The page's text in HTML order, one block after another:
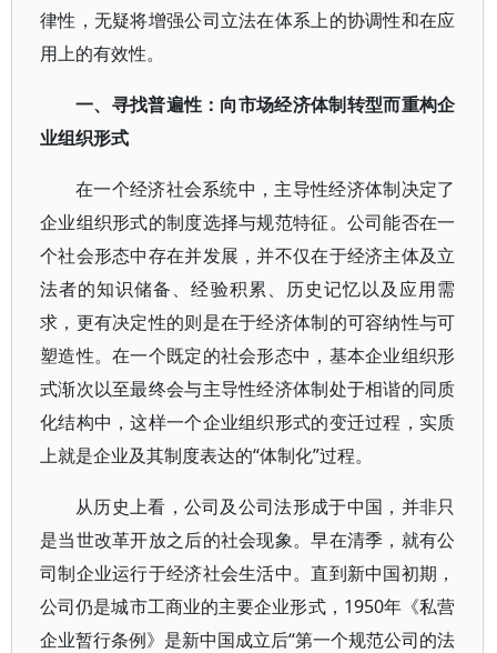
律性，无疑将增强公司立法在体系上的协调性和在应
用上的有效性。
一、寻找普遍性：向市场经济体制转型而重构企
业组织形式
在一个经济社会系统中，主导性经济体制决定了
企业组织形式的制度选择与规范特征。公司能否在一
个社会形态中存在并发展，并不仅在于经济主体及立
法者的知识储备、经验积累、历史记忆以及应用需
求，更有决定性的则是在于经济体制的可容纳性与可
塑造性。在一个既定的社会形态中，基本企业组织形
式渐次以至最终会与主导性经济体制处于相谐的同质
化结构中，这样一个企业组织形式的变迁过程，实质
上就是企业及其制度表达的“体制化”过程。
从历史上看，公司及公司法形成于中国，并非只
是当世改革开放之后的社会现象。早在清季，就有公
司制企业运行于经济社会生活中。直到新中国初期，
公司仍是城市工商业的主要企业形式，1950年《私营
企业暂行条例》是新中国成立后“第一个规范公司的法